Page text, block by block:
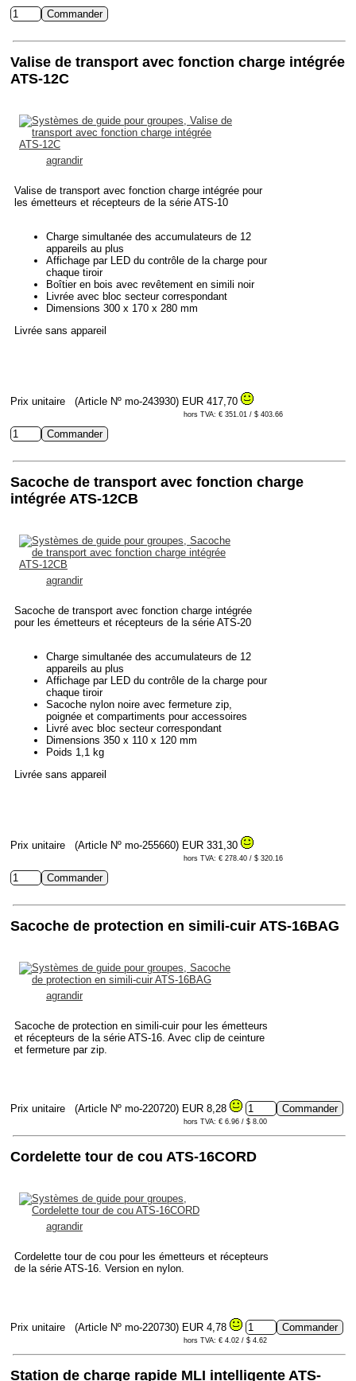
Valise de transport avec fonction charge intégrée
ATS-12C
agrandir
Valise de transport avec fonction charge intégrée pour
les émetteurs et récepteurs de la série ATS-10
Charge simultanée des accumulateurs de 12
appareils au plus
Affichage par LED du contrôle de la charge pour
chaque tiroir
Boîtier en bois avec revêtement en simili noir
Livrée avec bloc secteur correspondant
Dimensions 300 x 170 x 280 mm
Livrée sans appareil
Prix unitaire (Article Nº mo-243930) EUR 417,70
hors TVA: € 351.01 / $ 403.66
Sacoche de transport avec fonction charge
intégrée ATS-12CB
agrandir
Sacoche de transport avec fonction charge intégrée
pour les émetteurs et récepteurs de la série ATS-20
Charge simultanée des accumulateurs de 12
appareils au plus
Affichage par LED du contrôle de la charge pour
chaque tiroir
Sacoche nylon noire avec fermeture zip,
poignée et compartiments pour accessoires
Livré avec bloc secteur correspondant
Dimensions 350 x 110 x 120 mm
Poids 1,1 kg
Livrée sans appareil
Prix unitaire (Article Nº mo-255660) EUR 331,30
hors TVA: € 278.40 / $ 320.16
Sacoche de protection en simili-cuir ATS-16BAG
agrandir
Sacoche de protection en simili-cuir pour les émetteurs
et récepteurs de la série ATS-16. Avec clip de ceinture
et fermeture par zip.
Prix unitaire (Article Nº mo-220720) EUR 8,28
hors TVA: € 6.96 / $ 8.00
Cordelette tour de cou ATS-16CORD
agrandir
Cordelette tour de cou pour les émetteurs et récepteurs
de la série ATS-16. Version en nylon.
Prix unitaire (Article Nº mo-220730) EUR 4,78
hors TVA: € 4.02 / $ 4.62
Station de charge rapide MLI intelligente ATS-